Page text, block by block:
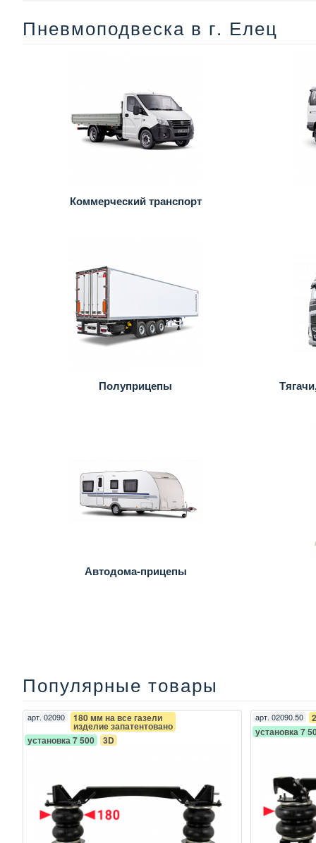
Пневмоподвеска в г. Елец
Коммерческий транспорт
Полуприцепы
Автодома-прицепы
Популярные товары
арт. 02090 180 мм на все газели
изделие запатентовано
установка 7 500
3D
арт. 02090.50
установка 7